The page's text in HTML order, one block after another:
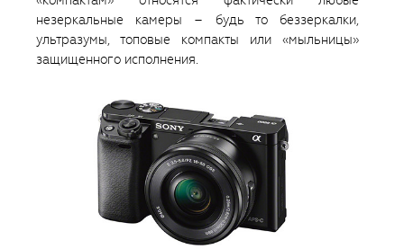
незеркальные камеры – будь то беззеркалки,
ультразумы, топовые компакты или «мыльницы»
защищенного исполнения.